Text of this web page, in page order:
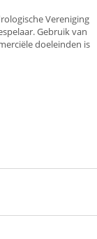
Vereniging
Gebruik van
doeleinden is